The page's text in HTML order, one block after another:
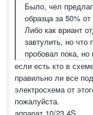
Было, чел
образца за 50%
Либо как вриант
завтулить, но что
пробовал пока,
если есть кто в
правильно ли все
электросхема от
пожалуйста.